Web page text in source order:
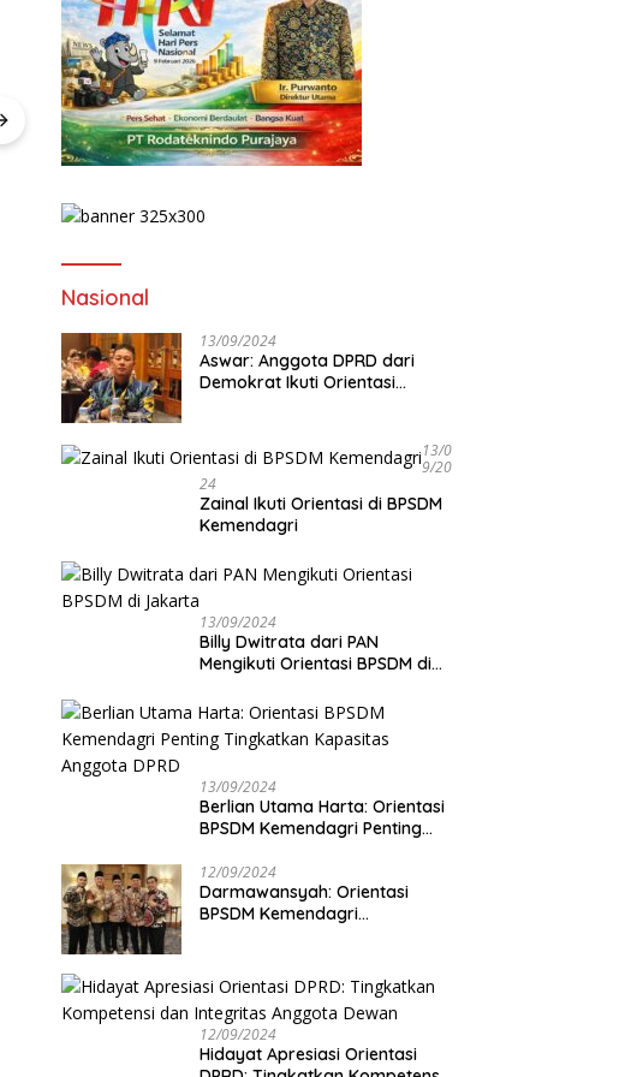
KPK Bidik Dugaan
Pengondisian Proyek di Pemkot
Bengkulu, Penyidikan Tak
Hanya Menyasar Kadis PUPR
Hydroplus Sirnas B 2026
Diprediksi Dongkrak Ekonomi
Bengkulu Lewat Ribuan
Pengunjung
Nasional
13/09/2024
Aswar: Anggota DPRD dari
Demokrat Ikuti Orientasi
13/0
9/20
24
Zainal Ikuti Orientasi di BPSDM
Kemendagri
13/09/2024
Billy Dwitrata dari PAN
Mengikuti Orientasi BPSDM di
13/09/2024
Berlian Utama Harta: Orientasi
BPSDM Kemendagri Penting
DPRD
12/09/2024
Darmawansyah: Orientasi
BPSDM Kemendagri
12/09/2024
Hidayat Apresiasi Orientasi